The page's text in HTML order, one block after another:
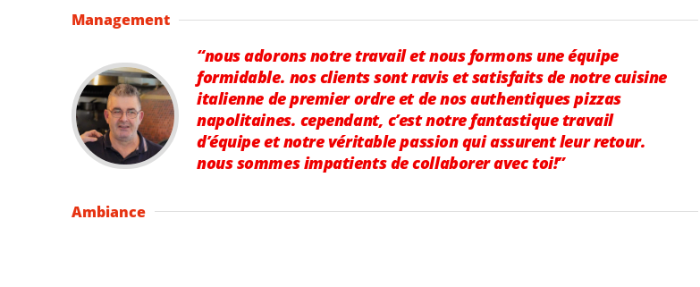
Management
“nous adorons notre travail et nous formons une équipe
formidable. nos clients sont ravis et satisfaits de notre cuisine
italienne de premier ordre et de nos authentiques pizzas
napolitaines. cependant, c’est notre fantastique travail
d’équipe et notre véritable passion qui assurent leur retour.
nous sommes impatients de collaborer avec toi!”
Ambiance